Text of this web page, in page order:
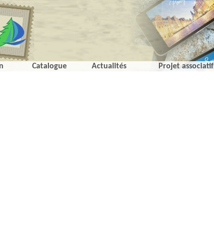
Catalogue Actualités Projet associatif